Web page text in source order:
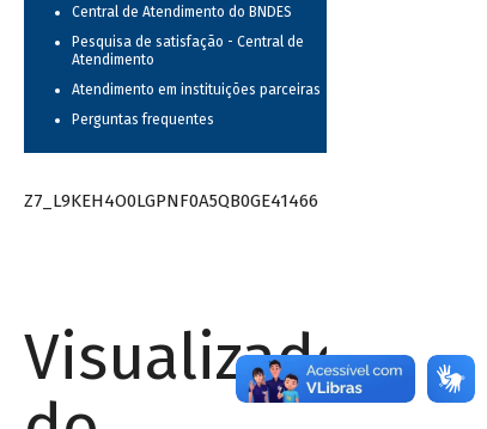
Central de Atendimento do BNDES
Pesquisa de satisfação - Central de
Atendimento
Atendimento em instituições parceiras
Perguntas frequentes
Z7_L9KEH4O0LGPNF0A5QB0GE41466
Visualizador